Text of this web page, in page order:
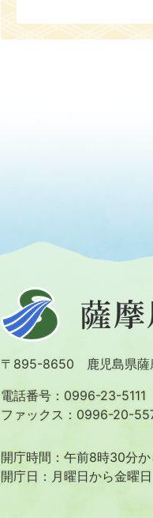
薩
摩
川
内
市
〒895-8650 鹿児島県薩
電話番号：0996-23-5111
ファックス：0996-20-
開庁時間：午前8時30分
開庁日：月曜日から金曜